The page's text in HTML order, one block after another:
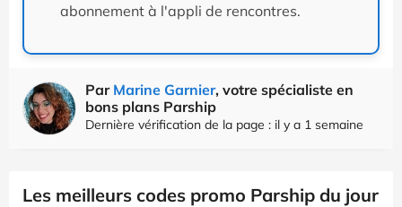
abonnement à l'appli de rencontres.
Par Marine Garnier, votre spécialiste en
bons plans Parship
Dernière vérification de la page : il y a 1 semaine
Les meilleurs codes promo Parship du jour